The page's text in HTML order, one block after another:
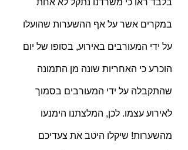
בלבד ראו כי משרדנו נתקל לא אחת
במקרים אשר על אף ההשערות שהועלו
על ידי המעורבים באירוע, בסופו של יום
הוכרע כי האחריות שונה מן התמונה
שהתקבלה על ידי המעורבים בסמוך
לאירוע עצמו. לכן, המלצתנו הימנעו
מהשערות! שיקלו היטב את צעדיכם